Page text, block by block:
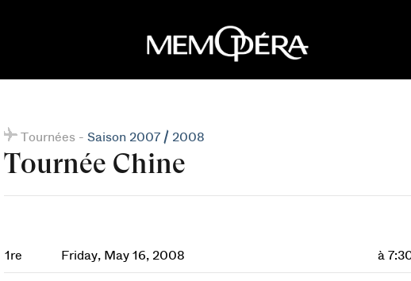
Tournées - Saison 2007 / 2008
Tournée Chine
1re Friday, May 16, 2008 à